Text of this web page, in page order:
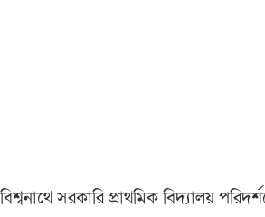
বিশ্বনাথে সরকারি প্রাথমিক বিদ্যালয়